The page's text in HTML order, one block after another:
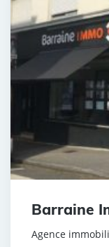
Barraine
Agence